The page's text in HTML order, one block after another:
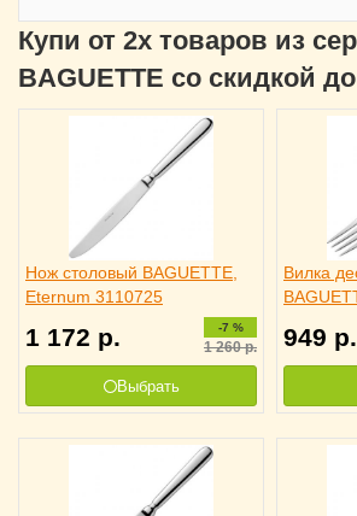
Купи от 2х товаров из
BAGUETTE со скидкой
Нож столовый BAGUETTE,
Eternum 3110725
1 172 р. -7 %
1 260р.
Выбрать
Вилка
949 р.